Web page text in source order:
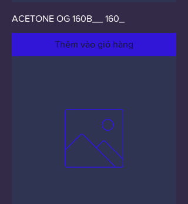
ACETONE OG 160B__ 160_
Thêm vào giỏ hàng